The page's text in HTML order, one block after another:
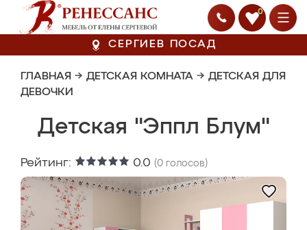
0
СЕРГИЕВ ПОСАД
ГЛАВНАЯ → ДЕТСКАЯ КОМНАТА → ДЕТСКАЯ ДЛЯ
ДЕВОЧКИ
Детская "Эппл Блум"
Рейтинг: 0.0 (0 голосов)